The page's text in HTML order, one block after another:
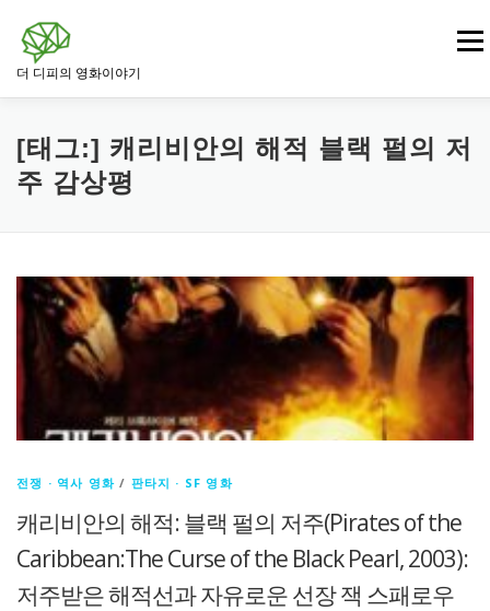
바
더 디피의 영화이야기
메뉴
영화 드라마 영화 범죄 · 느와르 영화
스릴러 · 미스터리 영화
[태그:] 캐리비안의 해적 블랙 펄의 저
주 감상평
전쟁 · 역사 영화 / 판타지 · SF 영화
캐리비안의 해적: 블랙 펄의 저주(Pirates of the
Caribbean:The Curse of the Black Pearl, 2003):
저주받은 해적선과 자유로운 선장 잭 스패로우